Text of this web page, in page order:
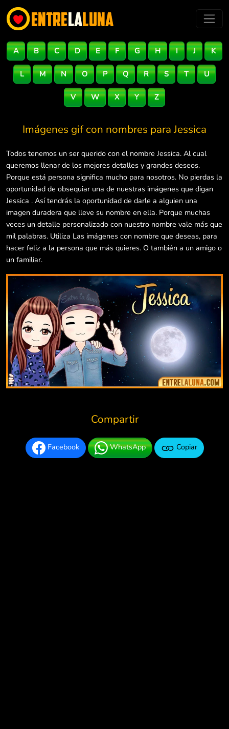
A B C D E F G H I J K
L M N O P Q R S T U
V W X Y Z
Imágenes gif con nombres paraJessica
Todos tenemos un ser querido con el nombre Jessica. Al cual
queremos llenar de los mejores detalles y grandes deseos.
Porque está persona significa mucho para nosotros. No pierdas la
oportunidad de obsequiar una de nuestras imágenes que digan
Jessica . Así tendrás la oportunidad de darle a alguien una
imagen duradera que lleve su nombre en ella. Porque muchas
veces un detalle personalizado con nuestro nombre vale más que
mil palabras. Utiliza Las imágenes con nombre que deseas, para
hacer feliz a la persona que más quieres. O también a un amigo o
un familiar.
Compartir
Facebook WhatsApp Copiar